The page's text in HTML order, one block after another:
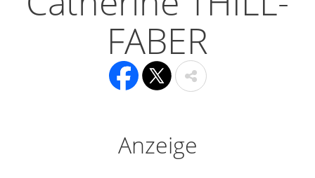
FABER
Anzeige